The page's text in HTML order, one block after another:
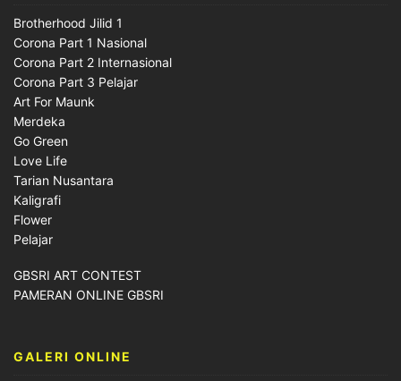
Brotherhood Jilid 1
Corona Part 1 Nasional
Corona Part 2 Internasional
Corona Part 3 Pelajar
Art For Maunk
Merdeka
Go Green
Love Life
Tarian Nusantara
Kaligrafi
Flower
Pelajar
GBSRI ART CONTEST
PAMERAN ONLINE GBSRI
GALERI ONLINE